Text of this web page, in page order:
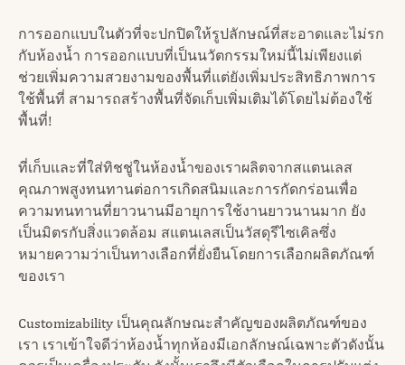
การออกแบบในตัวที่จะปกปิดให้รูปลักษณ์ที่สะอาดและไม่รก
กับห้องน้ำ การออกแบบที่เป็นนวัตกรรมใหม่นี้ไม่เพียงแต่
ช่วยเพิ่มความสวยงามของพื้นที่แต่ยังเพิ่มประสิทธิภาพการ
ใช้พื้นที่ สามารถสร้างพื้นที่จัดเก็บเพิ่มเติมได้โดยไม่ต้องใช้
พื้นที่!
ที่เก็บและที่ใส่ทิชชู่ในห้องน้ำของเราผลิตจากสแตนเลส
คุณภาพสูงทนทานต่อการเกิดสนิมและการกัดกร่อนเพื่อ
ความทนทานที่ยาวนานมีอายุการใช้งานยาวนานมาก ยัง
เป็นมิตรกับสิ่งแวดล้อม สแตนเลสเป็นวัสดุรีไซเคิลซึ่ง
หมายความว่าเป็นทางเลือกที่ยั่งยืนโดยการเลือกผลิตภัณฑ์
ของเรา
Customizability เป็นคุณลักษณะสำคัญของผลิตภัณฑ์ของ
เรา เราเข้าใจดีว่าห้องน้ำทุกห้องมีเอกลักษณ์เฉพาะตัวดังนั้น